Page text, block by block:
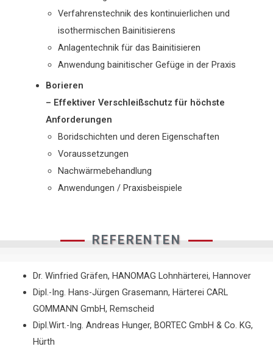
Verfahrenstechnik des kontinuierlichen und
isothermischen Bainitisierens
Anlagentechnik für das Bainitisieren
Anwendung bainitischer Gefüge in der Praxis
Borieren
– Effektiver Verschleißschutz für höchste
Anforderungen
Boridschichten und deren Eigenschaften
Voraussetzungen
Nachwärmebehandlung
Anwendungen / Praxisbeispiele
REFERENTEN
Dr. Winfried Gräfen, HANOMAG Lohnhärterei, Hannover
Dipl.-Ing. Hans-Jürgen Grasemann, Härterei CARL
GOMMANN GmbH, Remscheid
Dipl.Wirt.-Ing. Andreas Hunger, BORTEC GmbH & Co. KG,
Hürth